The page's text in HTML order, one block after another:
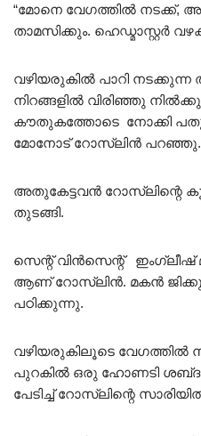
“മോനെ വേഗത്തിൽ നടക്ക്,
താമസിക്കും. ഹെഡ്മാസ്റ്റർ
വഴിയരുകിൽ പാറി
നിറങ്ങളിൽ വിരിഞ്ഞു
കൗതുകത്തോടെ നോക്കി
മോനോട് റോസ്‌ലിൻ പറഞ്ഞു.
അതുകേട്ടവൻ റോസ്‌ലിന്റെ
തുടങ്ങി.
സെന്റ് വിൻസെന്റ് ഇംഗ്ലീഷ്
ആണ് റോസ്‌ലിൻ. മകൻ ജിക്കു
പഠിക്കുന്നു.
വഴിയരുകിലൂടെ വേഗത്തിൽ
പുറകിൽ ഒരു ഹോണടി
പേടിച്ച് റോസ്‌ലിന്റെ സാരിയിൽ